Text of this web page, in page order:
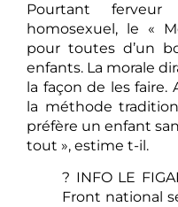
Pourtant
homosexuel, le «
pour toutes d’un
enfants. La morale
la façon de les faire.
la méthode
préfère un enfant
tout », estime t-il.
? INFO LE
Front national